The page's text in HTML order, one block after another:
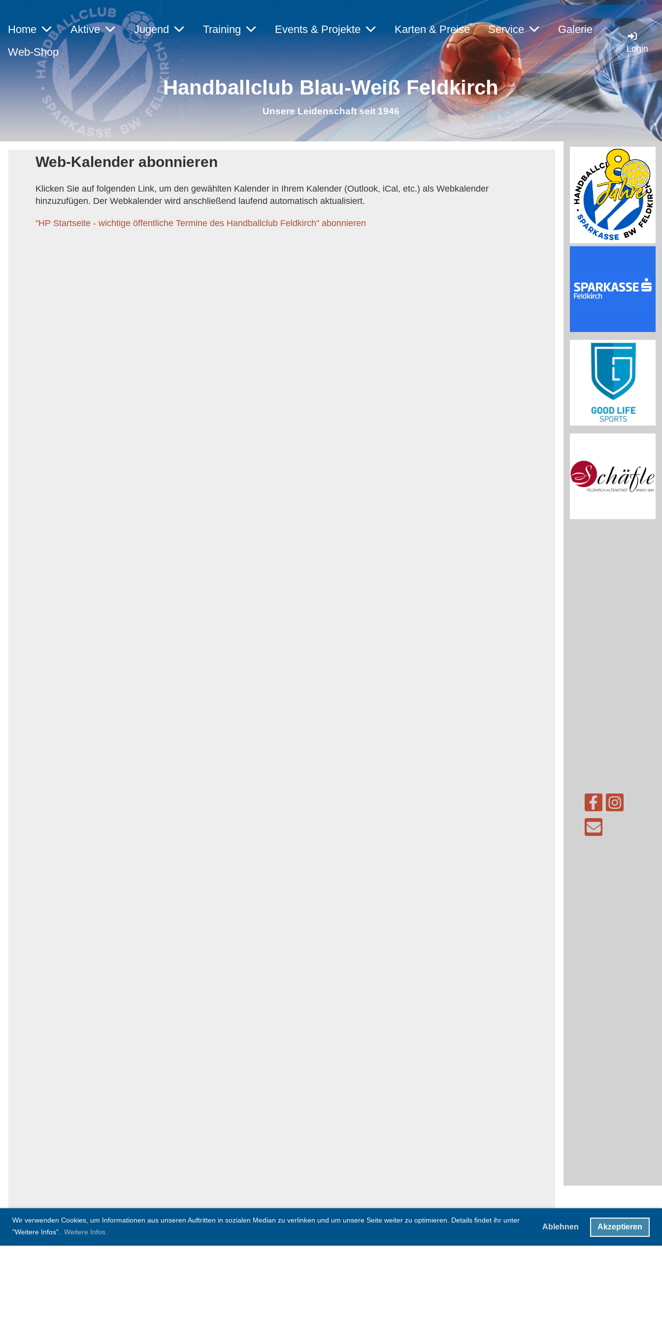
Wir verwenden Cookies, um Informationen aus unseren Auftritten in sozialen Median zu verlinken und um unsere Seite weiter zu optimieren. Details findet ihr unter
"Weitere Infos". Weitere Infos
Ablehnen Akzeptieren
Home Aktive Jugend Training Events & Projekte Karten & Preise Service
Galerie
Web-Shop
Login
Handballclub Blau-Weiß Feldkirch
Unsere Leidenschaft seit 1946
Web-Kalender abonnieren
Klicken Sie auf folgenden Link, um den gewählten Kalender in Ihrem Kalender (Outlook, iCal, etc.) als Webkalender
hinzuzufügen. Der Webkalender wird anschließend laufend automatisch aktualisiert.
"HP Startseite - wichtige öffentliche Termine des Handballclub Feldkirch" abonnieren